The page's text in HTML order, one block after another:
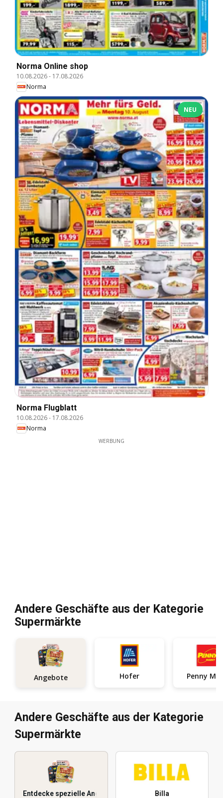
Norma Online shop
10.08.2026- 17.08.2026
Norma
NEU
Norma Flugblatt
10.08.2026- 17.08.2026
Norma
WERBUNG
Andere Geschäfte aus der Kategorie
Supermärkte
Angebote Hofer
Andere Geschäfte aus der Kategorie
Supermärkte
Entdecke spezielle Angebote Billa